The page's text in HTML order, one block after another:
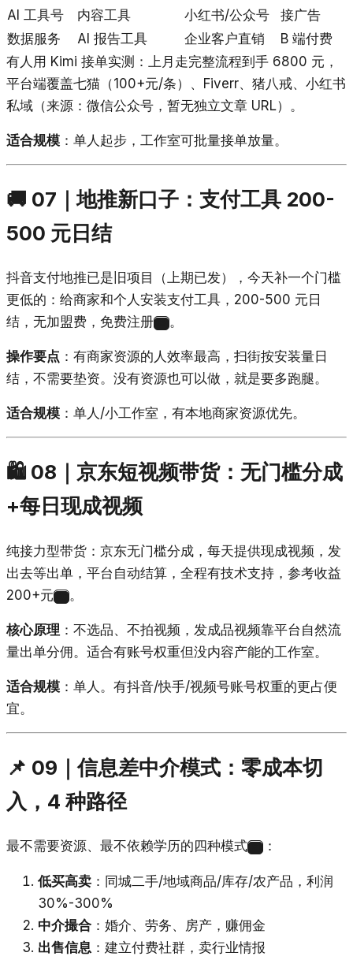
AI 工具号
内容工具 小红书/公众号
接广告
数据服务
AI 报告工具 企业客户直销
B 端付费
有人用 Kimi 接单实测：上月走完整流程到手 6800 元，
平台端覆盖七猫（100+元/条）、Fiverr、猪八戒、小红书
私域（来源：微信公众号，暂无独立文章 URL）。
适合规模 ：单人起步，工作室可批量接单放量。
🚚 07｜地推新口子：支付工具 200-
500 元日结
抖音支付地推已是旧项目（上期已发），今天补一个门槛
更低的：给商家和个人安装支付工具，200-500 元日
结，无加盟费，免费注册
。
操作要点 ：有商家资源的人效率最高，扫街按安装量日
结，不需要垫资。没有资源也可以做，就是要多跑腿。
适合规模 ：单人/小工作室，有本地商家资源优先。
🛍️ 08｜京东短视频带货：无门槛分成
+每日现成视频
纯接力型带货：京东无门槛分成，每天提供现成视频，发
出去等出单，平台自动结算，全程有技术支持，参考收益
200+元
。
核心原理 ：不选品、不拍视频，发成品视频靠平台自然流
量出单分佣。适合有账号权重但没内容产能的工作室。
适合规模 ：单人。有抖音/快手/视频号账号权重的更占便
宜。
📌 09｜信息差中介模式：零成本切
入，4 种路径
最不需要资源、最不依赖学历的四种模式 ：
低买高卖 ：同城二手/地域商品/库存/农产品，利润
30%-300%
中介撮合 ：婚介、劳务、房产，赚佣金
出售信息 ：建立付费社群，卖行业情报